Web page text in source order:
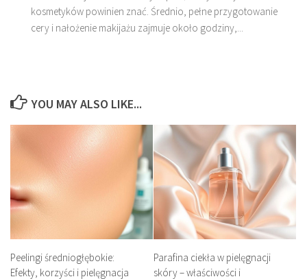
kosmetyków powinien znać. Średnio, pełne przygotowanie
cery i nałożenie makijażu zajmuje około godziny,...
YOU MAY ALSO LIKE...
Peelingi średniogłębokie:
Efekty, korzyści i pielęgnacja
Parafina ciekła w pielęgnacji
skóry – właściwości i